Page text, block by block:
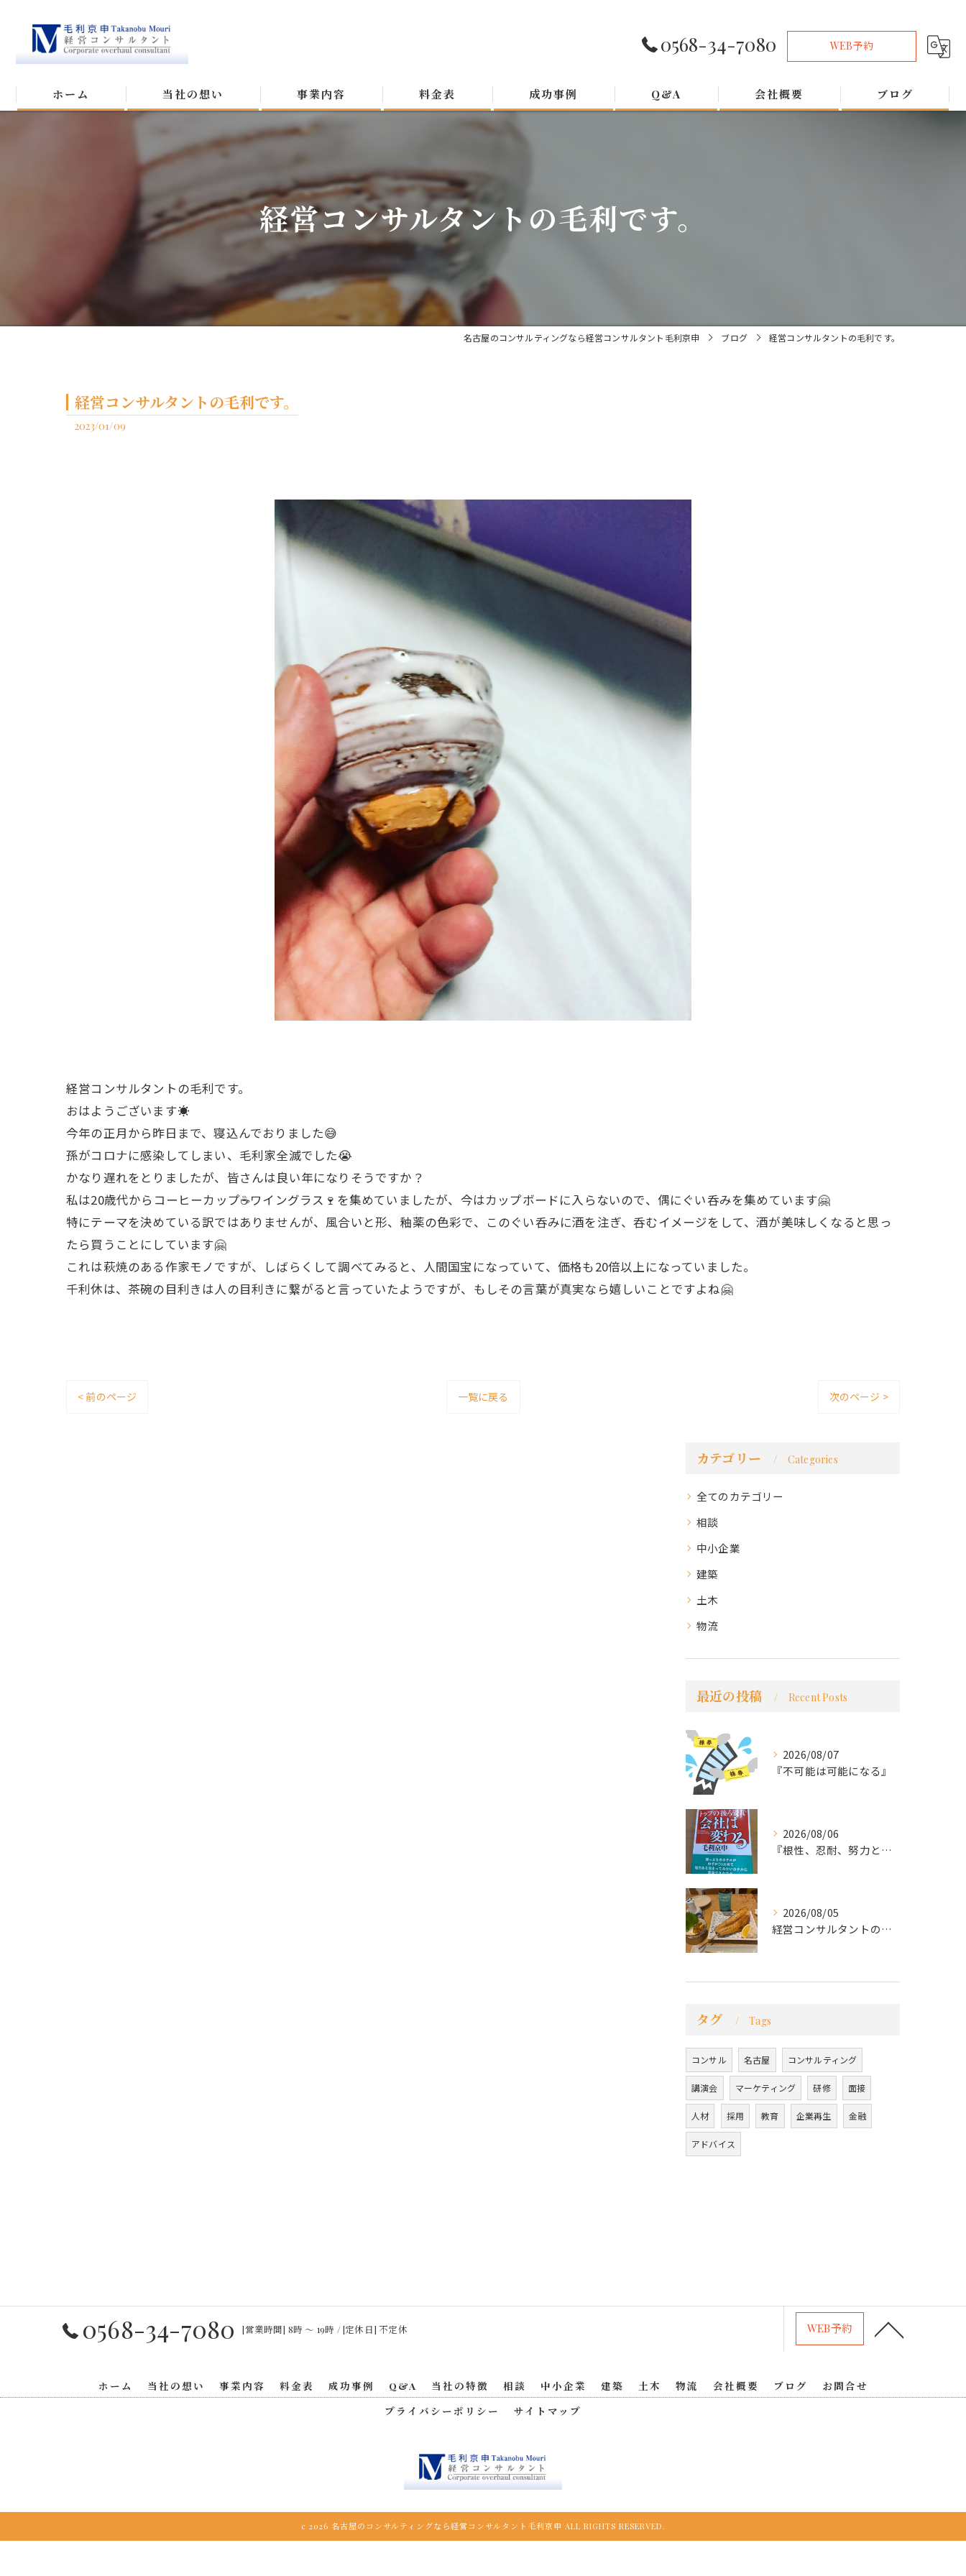
0568-34-7080 WEB予約
ホーム 当社の想い 事業内容 料金表 成功事例 Q&A 会社概要 ブログ
経営コンサルタントの毛利です。
名古屋のコンサルティングなら経営コンサルタント毛利京申 ブログ 経営コンサルタントの毛利です。
経営コンサルタントの毛利です。
2023/01/09
経営コンサルタントの毛利です。
おはようございます☀
今年の正月から昨日まで、寝込んでおりました😅
孫がコロナに感染してしまい、毛利家全滅でした😭
かなり遅れをとりましたが、皆さんは良い年になりそうですか？
私は20歳代からコーヒーカップ☕️ワイングラス🍷を集めていましたが、今はカップボードに入らないので、偶にぐい呑みを集めています🤗
特にテーマを決めている訳ではありませんが、風合いと形、釉薬の色彩で、このぐい呑みに酒を注ぎ、呑むイメージをして、酒が美味しくなると思っ
たら買うことにしています🤗
これは萩焼のある作家モノですが、しばらくして調べてみると、人間国宝になっていて、価格も20倍以上になっていました。
千利休は、茶碗の目利きは人の目利きに繋がると言っていたようですが、もしその言葉が真実なら嬉しいことですよね🤗
< 前のページ 一覧に戻る 次のページ >
カテゴリー Categories
全てのカテゴリー
相談
中小企業
建築
土木
物流
最近の投稿 Recent Posts
2026/08/07
『不可能は可能になる』
2026/08/06
『根性、忍耐、努力という言葉は死語なのか』
2026/08/05
経営コンサルタントのモーちゃん・毛利京申です。
タグ Tags
コンサル 名古屋 コンサルティング
講演会 マーケティング 研修 面接
人材 採用 教育 企業再生 金融
アドバイス
0568-34-7080 [営業時間] 8時 〜 19時 / [定休日] 不定休 WEB予約
ホーム 当社の想い 事業内容 料金表 成功事例 Q&A 当社の特徴 相談 中小企業 建築 土木 物流 会社概要 ブログ
お問合せ
プライバシーポリシー
サイトマップ
c 2026 名古屋のコンサルティングなら経営コンサルタント毛利京申 ALL RIGHTS RESERVED.